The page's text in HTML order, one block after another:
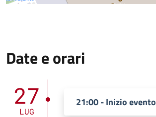
Date e orari
27
LUG
21:00 - Inizio evento